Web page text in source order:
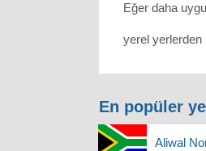
Eğer daha
yerel yerlerden
En popüler
Aliwal